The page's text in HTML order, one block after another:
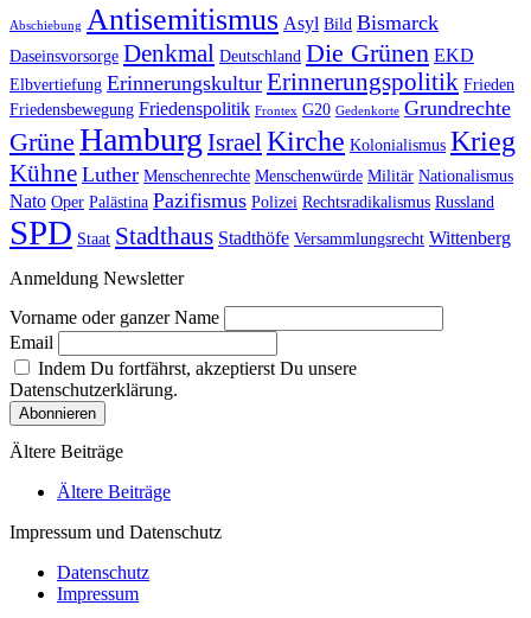
Abschiebung Antisemitismus Asyl Bild Bismarck
Daseinsvorsorge Denkmal Deutschland Die Grünen EKD
Elbvertiefung Erinnerungskultur Erinnerungspolitik Frieden
Friedensbewegung Friedenspolitik Frontex G20 Gedenkorte Grundrechte
Grüne Hamburg IsraelKirche Kolonialismus Krieg
Kühne Luther Menschenrechte Menschenwürde Militär Nationalismus
Nato Oper Palästina Pazifismus Polizei Rechtsradikalismus Russland
SPD Staat Stadthaus Stadthöfe Versammlungsrecht Wittenberg
Anmeldung Newsletter
Vorname oder ganzer Name
Email
Indem Du fortfährst, akzeptierst Du unsere
Datenschutzerklärung.
Ältere Beiträge
Ältere Beiträge
Impressum und Datenschutz
Datenschutz
Impressum